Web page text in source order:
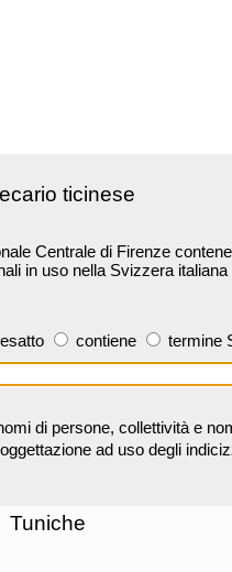
ticinese
Centrale di Firenze
in uso nella Svizzera
contiene termine
di persone, collettività e
ad uso degli
Tuniche